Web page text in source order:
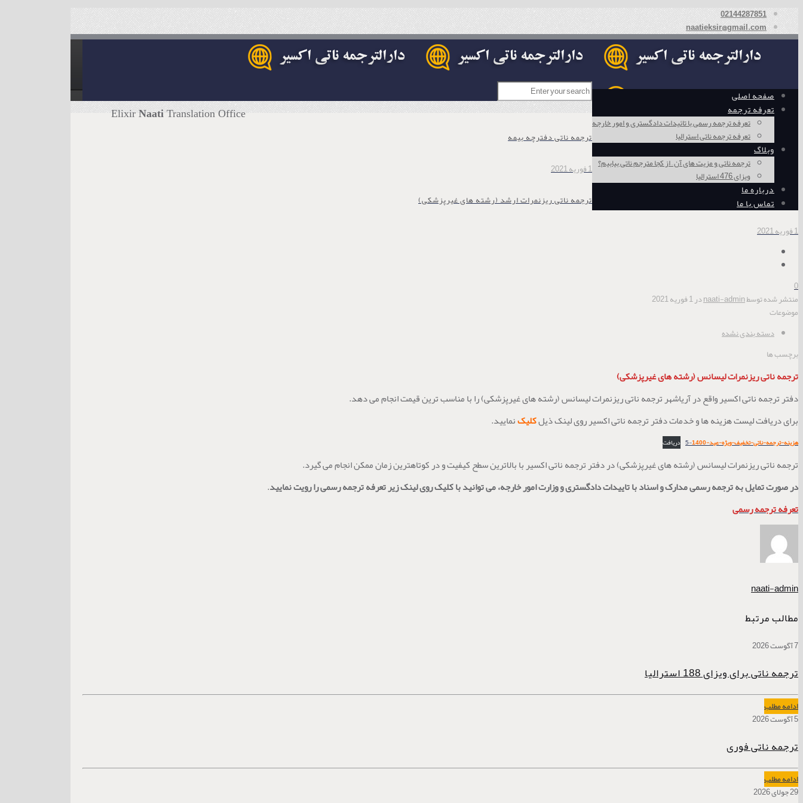
02144287851
naatieksir@gmail.com
صفحه اصلی
تعرفه ترجمه
تعرفه ترجمه رسمی با تائیدات دادگستری و امور خارجه
تعرفه ترجمه ناتی استرالیا
وبلاگ
ترجمه ناتی و مزیت های آن – از کجا مترجم ناتی بیابیم؟
ویزای 476 استرالیا
درباره ما
تماس با ما
Elixir Naati Translation Office
ترجمه ناتی دفترچه بیمه
1 فوریه 2021
ترجمه ناتی ریزنمرات ارشد (رشته های غیرپزشکی)
1 فوریه 2021
0
منتشر شده توسطnaati-adminدر1 فوریه 2021
موضوعات
دسته بندی نشده
برچسب ها
ترجمه ناتی ریزنمرات لیسانس (رشته های غیرپزشکی)
دفتر ترجمه ناتی اکسیر واقع در آریاشهر ترجمه ناتی ریزنمرات لیسانس (رشته های غیرپزشکی) را با مناسب ترین قیمت انجام می دهد.
برای دریافت لیست هزینه ها و خدمات دفتر ترجمه ناتی اکسیر روی لینک ذیلکلیکنمایید.
هزینه-ترجمه-ناتی-تخفیف-ویژه-عید-1400 -5 دریافت
ترجمه ناتی ریزنمرات لیسانس (رشته های غیرپزشکی) در دفتر ترجمه ناتی اکسیر با بالاترین سطح کیفیت و در کوتاهترین زمان ممکن انجام می گیرد.
در صورت تمایل به ترجمه رسمی مدارک و اسناد با تاییدات دادگستری و وزارت امور خارجه، می توانید با کلیک روی لینک زیر تعرفه ترجمه رسمی را رویت نمایید.
تعرفه ترجمه رسمی
naati-admin
مطالب مرتبط
7 آگوست 2026
ترجمه ناتی برای ویزای 188 استرالیا
ادامه مطلب
5 آگوست 2026
ترجمه ناتی فوری
ادامه مطلب
29 جولای 2026